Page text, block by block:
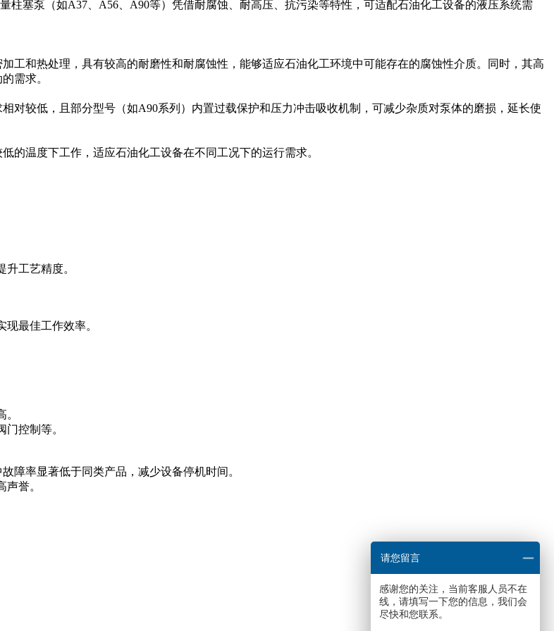
塞泵（如A37、A56、A90等）‌凭借耐腐蚀、耐高压、抗污染等特性，可适配石油化工设备的液压系统需
工和热处理，具有较高的耐磨性和耐腐蚀性，能够适应石油化工环境中可能存在的腐蚀性介质。同时，其高
需求。
对较低，且部分型号（如A90系列）内置过载保护和压力冲击吸收机制，可减少杂质对泵体的磨损，延长使
的温度下工作，适应石油化工设备在不同工况下的运行需求。
工艺精度。
最佳工作效率。
控制等。
障率显著低于同类产品，减少设备停机时间。
誉。
请您留言
感谢您的关注，当前客服人员不在
线，请填写一下您的信息，我们会
尽快和您联系。